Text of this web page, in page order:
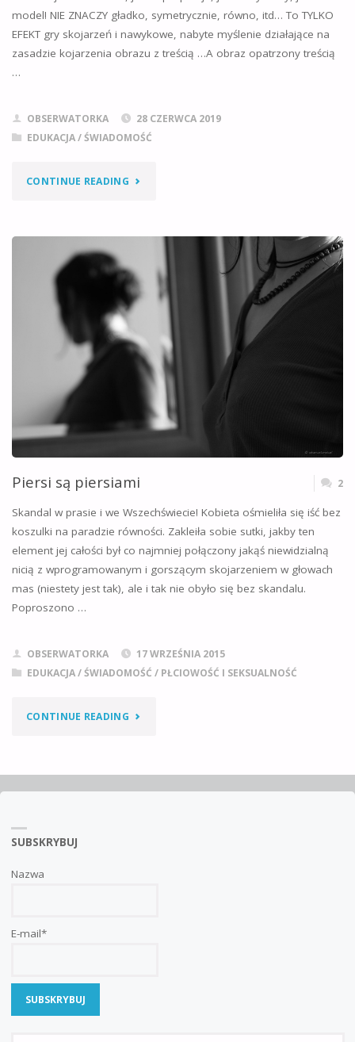
model! NIE ZNACZY gładko, symetrycznie, równo, itd… To TYLKO
EFEKT gry skojarzeń i nawykowe, nabyte myślenie działające na
zasadzie kojarzenia obrazu z treścią …A obraz opatrzony treścią
…
OBSERWATORKA
28 CZERWCA 2019
EDUKACJA / ŚWIADOMOŚĆ
CONTINUE READING"„PERFEKCYJNA”
„PIĘKNA”
BEZMYŚLNOŚĆ"
Piersi są piersiami 2
Skandal w prasie i we Wszechświecie! Kobieta ośmieliła się iść bez
koszulki na paradzie równości. Zakleiła sobie sutki, jakby ten
element jej całości był co najmniej połączony jakąś niewidzialną
nicią z wprogramowanym i gorszącym skojarzeniem w głowach
mas (niestety jest tak), ale i tak nie obyło się bez skandalu.
Poproszono …
OBSERWATORKA
17 WRZEŚNIA 2015
EDUKACJA / ŚWIADOMOŚĆ / PŁCIOWOŚĆ I SEKSUALNOŚĆ
CONTINUE READING"PIERSI
PIERSIAMI"
SUBSKRYBUJ
Nazwa
E-mail*